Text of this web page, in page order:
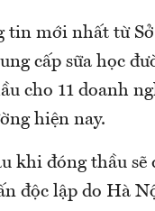
tin mới nhất từ
cấp sữa học
cho 11 doanh
hiện nay.
khi đóng thầu
độc lập do Hà